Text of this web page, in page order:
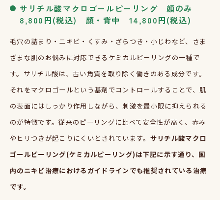
サリチル酸マクロゴールピーリング 顔のみ
8,800 円(税込) 顔・背中 14,800円(税込)
毛穴の詰まり・ニキビ・くすみ・ざらつき・小じわなど、さま
ざまな肌のお悩みに対応できるケミカルピーリングの一種で
す。サリチル酸は、古い角質を取り除く働きのある成分です。
それをマクロゴールという基剤でコントロールすることで、肌
の表面にはしっかり作用しながら、刺激を最小限に抑えられる
のが特徴です。従来のピーリングに比べて安全性が高く、赤み
やヒリつきが起こりにくいとされています。 サリチル酸マクロ
ゴールピーリング(ケミカルピーリング)は下記に示す通り、国
内のニキビ治療におけるガイドラインでも推奨されている治療
です。